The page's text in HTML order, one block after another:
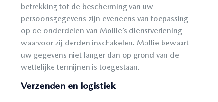
betrekking tot de bescherming van uw
persoonsgegevens zijn eveneens van toepassing
op de onderdelen van Mollie’s dienstverlening
waarvoor zij derden inschakelen. Mollie bewaart
uw gegevens niet langer dan op grond van de
wettelijke termijnen is toegestaan.
Verzenden en logistiek